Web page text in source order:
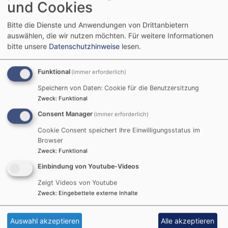
Evangelisch-Lutherischen Dekanatsbezirk München,
Bernhard Liess, nehmen an dem Gebet teil: Rabbiner
Tom Kučera und Kantor Nikola David von der Liberalen
jüdischen Gemeinde Beth Shalom, Vertreter der
Israelitischen Kultusgemeinde München und
Oberbayern (IKG), Imam Belmin Mehic vom Münchner
Forum für Islam (MFI), Vertreter des Muslimrats
München, der bulgarisch-orthodoxe Erzpriester
Nedialko Kalinov für die Orthodoxen Kirchen, der
koptische-orthodoxe Priester Abuna Deuscoros für die
Arbeitsgemeinschaft christlicher Kirchen (ACK), Heinz
Roiger für die Deutsche Buddhistische Union, für die
Alevitische Gemeinde Eren Yilmaz sowie Sandra
Schönitzer für die Baha‘i-Gemeinde München.
und Cookies
Bitte die Dienste und Anwendungen von Drittanbietern
auswählen, die wir nutzen möchten. Für weitere Informationen
bitte unsere Datenschutzhinweise lesen.
Funktional (immer erforderlich)
Speichern von Daten: Cookie für die Benutzersitzung
Zweck: Funktional
Consent Manager (immer erforderlich)
Cookie Consent speichert Ihre Einwilligungsstatus im
Browser
Zweck: Funktional
Einbindung von Youtube-Videos
Zeigt Videos von Youtube
Zweck: Eingebettete externe Inhalte
Auswahl akzeptieren Alle akzeptieren